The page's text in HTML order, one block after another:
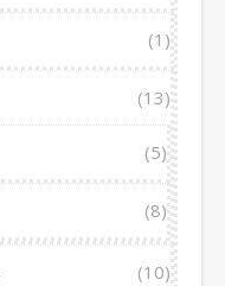
(1)
(13)
(5)
(8)
(10)